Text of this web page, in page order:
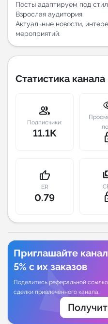
Индекс читаемости
New
Индивидуальное
Аналитика Telegram
Посты адаптируем под
Взрослая аудитория.
Актуальные новости,
мероприятий.
Статистика канала
group
Подписчики:
11.1K
thumb_up
ER
0.79
Приглашайте
5% с их заказов
Поделитесь реферальной
сделки привлечённого канала.